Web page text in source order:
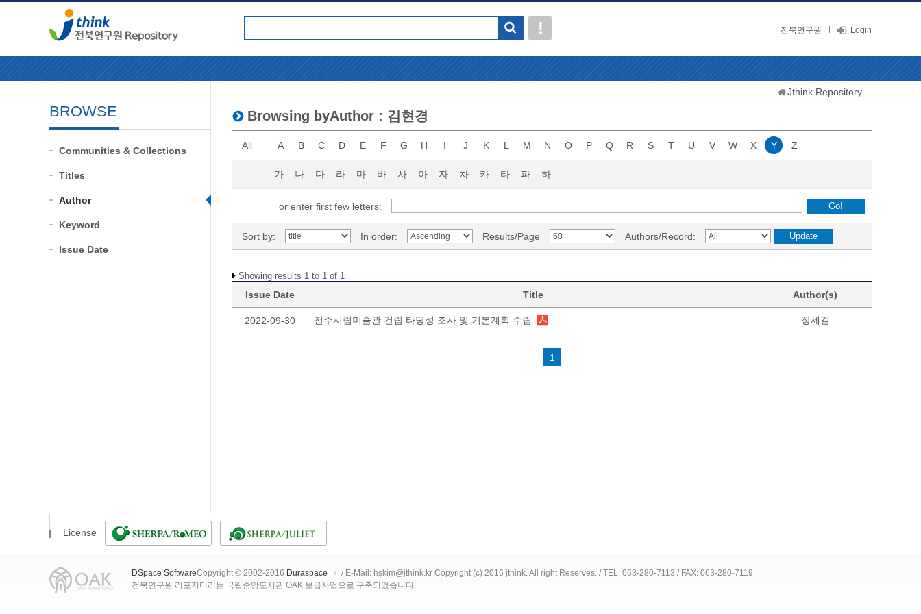
전북연구원 Login
BROWSE
Communities & Collections
Titles
Author
Keyword
Issue Date
Jthink Repository
Browsing byAuthor : 김현경
All A B C D E F G H I J K L M N O P Q R S T U V W X Y Z
가 나 다 라 마 바 사 아 자 차 카 타 파 하
or enter first few letters:
Sort by: In order: Results/Page Authors/Record:
Showing results 1 to 1 of 1
Issue Date Title Author(s)
2022-09-30 전주시립미술관 건립 타당성 조사 및 기본계획 수립 장세길
1
License
DSpace SoftwareCopyright © 2002-2016 Duraspace
/ E-Mail: hskim@jthink.kr Copyright (c) 2016 jthink. All right Reserves. / TEL: 063-280-7113 / FAX: 063-280-7119
전북연구원 리포지터리는 국립중앙도서관 OAK 보급사업으로 구축되었습니다.